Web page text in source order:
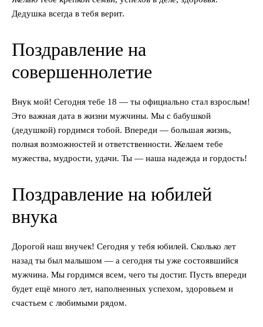
Дедушка всегда в тебя верит.
Поздравление на
совершеннолетие
Внук мой! Сегодня тебе 18 — ты официально стал взрослым!
Это важная дата в жизни мужчины. Мы с бабушкой
(дедушкой) гордимся тобой. Впереди — большая жизнь,
полная возможностей и ответственности. Желаем тебе
мужества, мудрости, удачи. Ты — наша надежда и гордость!
Поздравление на юбилей
внука
Дорогой наш внучек! Сегодня у тебя юбилей. Сколько лет
назад ты был малышом — а сегодня ты уже состоявшийся
мужчина. Мы гордимся всем, чего ты достиг. Пусть впереди
будет ещё много лет, наполненных успехом, здоровьем и
счастьем с любимыми рядом.